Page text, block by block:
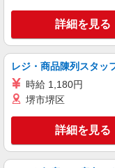
詳細を見る
レジ・商品陳列スタッ
時給 1,180円
堺市堺区
詳細を見る